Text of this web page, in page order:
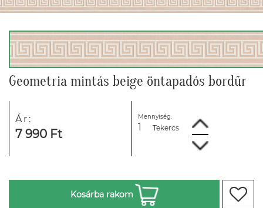
Geometria mintás beige öntapadós bordűr
Ár:
7 990 Ft
Mennyiség:
Tekercs
Kosárba rakom